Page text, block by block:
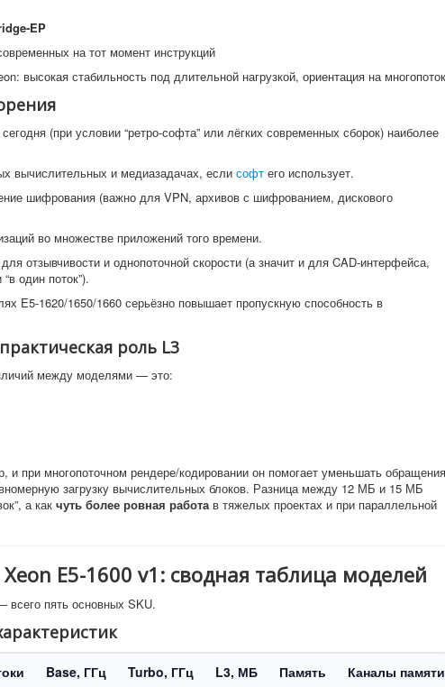
EP
на тот момент инструкций
высокая стабильность под длительной нагрузкой, ориентация на многопоток
(при условии “ретро-софта” или лёгких современных сборок) наиболее
вычислительных и медиазадачах, если софт его использует.
шифрования (важно для VPN, архивов с шифрованием, дискового
во множестве приложений того времени.
отзывчивости и однопоточной скорости (а значит и для CAD-интерфейса,
один поток”).
E5-1620/1650/1660 серьёзно повышает пропускную способность в
роль L3
между моделями — это:
при многопоточном рендере/кодировании он помогает уменьшать обращения
загрузку вычислительных блоков. Разница между 12 МБ и 15 МБ
а как чуть более ровная работав тяжелых проектах и при параллельной
E5-1600 v1: сводная таблица моделей
всего пять основных SKU.
Base, ГГц Turbo, ГГц L3, МБ Память Каналы памяти